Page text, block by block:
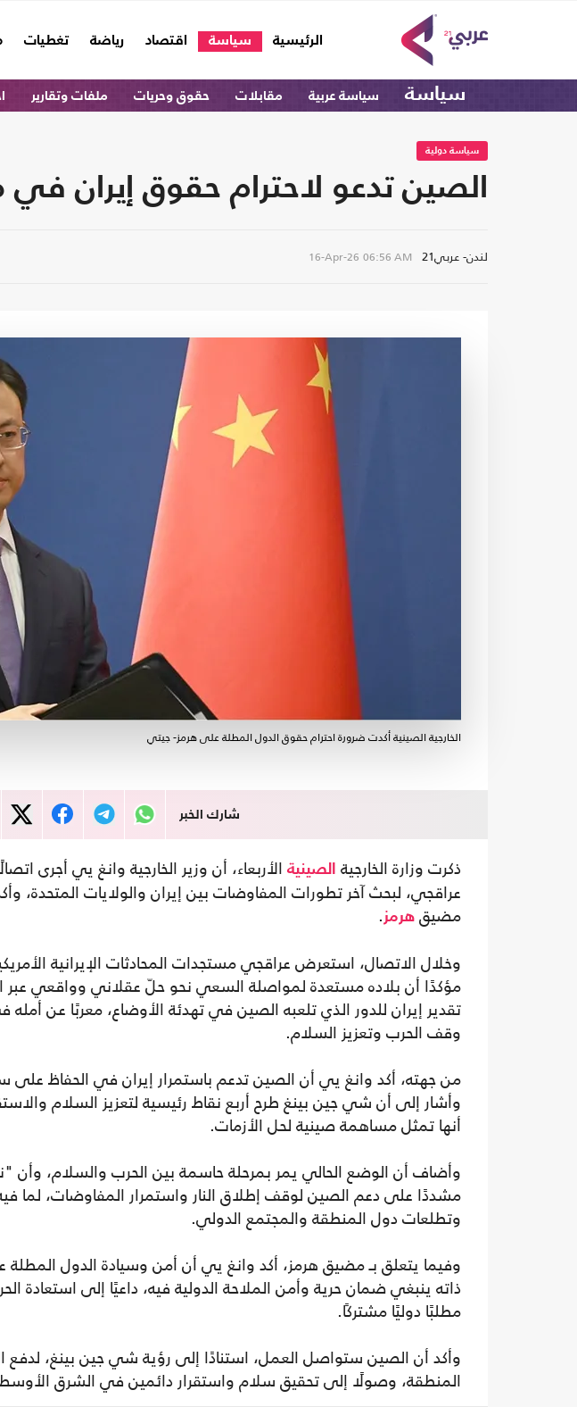
الرئيسية
(current) سياسة اقتصاد رياضة تغطيات
سياسة سياسة عربية مقابلات حقوق وحريات ملفات وتقارير
سياسة دولية
الصين تدعو لاحترام حقوق إيران
لندن- عربي21 16-Apr-26 06:56 AM
الخارجية الصينية أكدت ضرورة احترام حقوق الدول المطلة على هرمز- جيتي
شارك الخبر
ذكرت وزارة الخارجية الصينية الأربعاء، أن وزير الخارجية وانغ يي أجرى
عراقجي، لبحث آخر تطورات المفاوضات بين إيران والولايات المتحدة،
مضيق هرمز .
وخلال الاتصال، استعرض عراقجي مستجدات المحادثات الإيرانية
مؤكدًا أن بلاده مستعدة لمواصلة السعي نحو حلّ عقلاني وواقعي عبر
تقدير إيران للدور الذي تلعبه الصين في تهدئة الأوضاع، معربًا عن
وقف الحرب وتعزيز السلام.
من جهته، أكد وانغ يي أن الصين تدعم باستمرار إيران في الحفاظ على
وأشار إلى أن شي جين بينغ طرح أربع نقاط رئيسية لتعزيز السلام
أنها تمثل مساهمة صينية لحل الأزمات.
وأضاف أن الوضع الحالي يمر بمرحلة حاسمة بين الحرب والسلام، وأن
مشددًا على دعم الصين لوقف إطلاق النار واستمرار المفاوضات، لما
وتطلعات دول المنطقة والمجتمع الدولي.
وفيما يتعلق بـ مضيق هرمز، أكد وانغ يي أن أمن وسيادة الدول
ذاته ينبغي ضمان حرية وأمن الملاحة الدولية فيه، داعيًا إلى استعادة
مطلبًا دوليًا مشتركًا.
وأكد أن الصين ستواصل العمل، استنادًا إلى رؤية شي جين بينغ، لدفع
المنطقة، وصولًا إلى تحقيق سلام واستقرار دائمين في الشرق